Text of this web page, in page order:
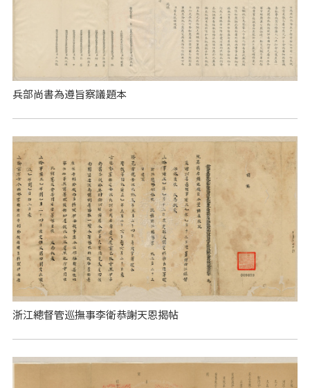
兵部尚書為遵旨察議題本
浙江總督管巡撫事李衛恭謝天恩揭帖